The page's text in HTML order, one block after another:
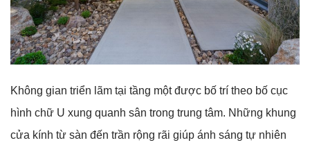
Không gian triển lãm tại tầng một được bố trí theo bố cục
hình chữ U xung quanh sân trong trung tâm. Những khung
cửa kính từ sàn đến trần rộng rãi giúp ánh sáng tự nhiên